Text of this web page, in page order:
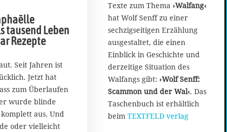
tausend Leben
Rezepte
Seit Jahren ist
Jetzt hat
zum Überlaufen
wurde blinde
aus. Und
oder vielleicht
Texte zum Thema ›Walfang‹
hat Wolf Senff zu einer
sechzigseitigen Erzählung
ausgestaltet, die einen
Einblick in Geschichte und
derzeitige Situation des
Walfangs gibt: ›Wolf Senff:
Scammon und der Wal‹. Das
Taschenbuch ist erhältlich
beim TEXTFELD verlag